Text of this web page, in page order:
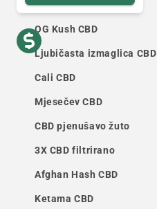
Amnesia CBD
OG Kush CBD
Ljubičasta izmaglica CBD
Cali CBD
Mjesečev CBD
CBD pjenušavo žuto
3X CBD filtrirano
Afghan Hash CBD
Ketama CBD